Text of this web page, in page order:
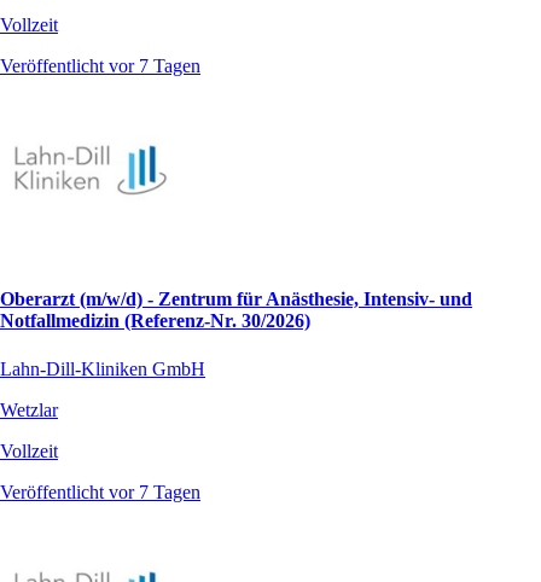
Vollzeit
Veröffentlicht vor 7 Tagen
Oberarzt (m/w/d) - Zentrum für Anästhesie, Intensiv- und
Notfallmedizin (Referenz-Nr. 30/2026)
Lahn-Dill-Kliniken GmbH
Wetzlar
Vollzeit
Veröffentlicht vor 7 Tagen